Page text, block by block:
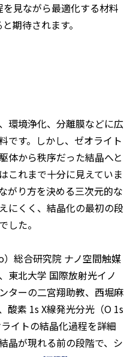
見ながら最適化する材料
期待されます。
環境浄化、分離膜などに広
です。しかし、ゼオライト
体から秩序だった結晶へと
これまで十分に見えていま
がり方を決める三次元的な
にくく、結晶化の最初の段
した。
総合研究院 ナノ空間触媒
東北大学 国際放射光イノ
ターの二宮翔助教、西堀麻
酸素 1s X線発光分光（O 1s
イトの結晶化過程を詳細
晶が現れる前の段階で、シ